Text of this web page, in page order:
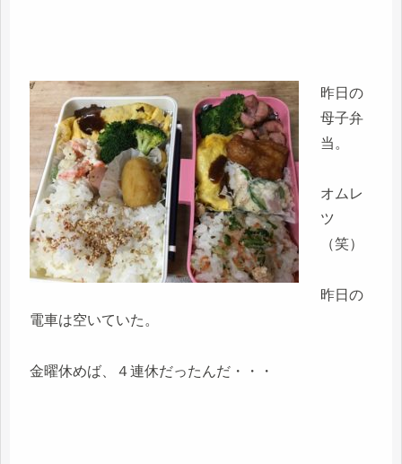
昨日の
母子弁
当。
オムレ
ツ
（笑）
昨日の
電車は空いていた。
金曜休めば、４連休だったんだ・・・